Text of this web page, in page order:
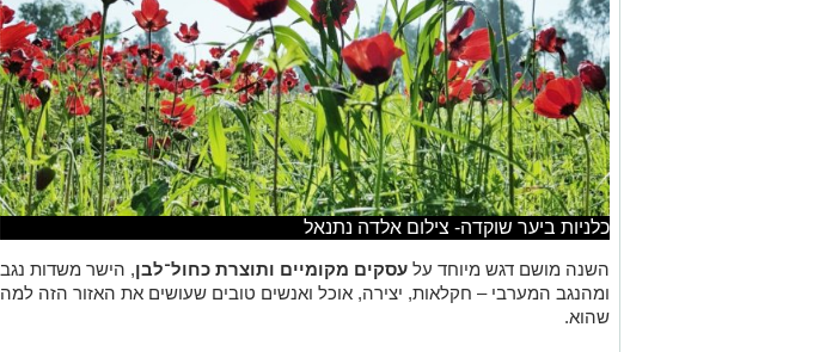
כלניות ביער שוקדה- צילום אלדה נתנאל
השנה מושם דגש מיוחד על עסקים מקומיים ותוצרת כחול־לבן, הישר משדות נגב
ומהנגב המערבי – חקלאות, יצירה, אוכל ואנשים טובים שעושים את האזור הזה למה
שהוא.